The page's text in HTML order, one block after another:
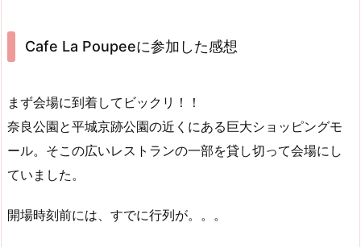
Cafe La Poupeeに参加した感想
まず会場に到着してビックリ！！
奈良公園と平城京跡公園の近くにある巨大ショッピングモ
ール。そこの広いレストランの一部を貸し切って会場にし
ていました。
開場時刻前には、すでに行列が。。。